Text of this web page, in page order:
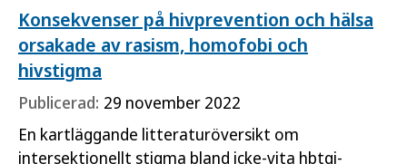
studie av yrkesbeskrivningar, utbildningsplaner och
kursplaner.
Konsekvenser på hivprevention och hälsa
orsakade av rasism, homofobi och
hivstigma
Publicerad: 29 november 2022
En kartläggande litteraturöversikt om
intersektionellt stigma bland icke-vita hbtqi-